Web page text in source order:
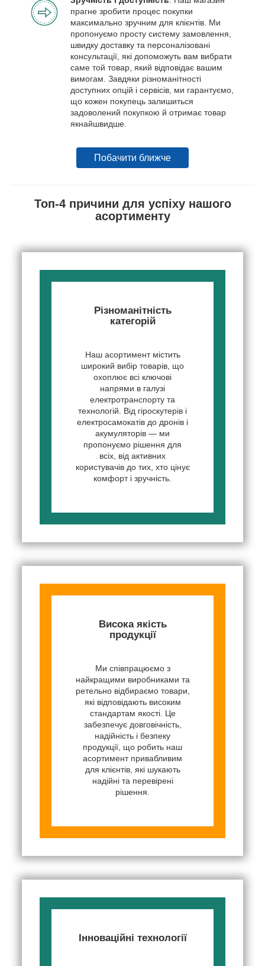
прагне зробити процес покупки
максимально зручним для клієнтів. Ми
пропонуємо просту систему замовлення,
швидку доставку та персоналізовані
консультації, які допоможуть вам вибрати
саме той товар, який відповідає вашим
вимогам. Завдяки різноманітності
доступних опцій і сервісів, ми гарантуємо,
що кожен покупець залишиться
задоволений покупкою й отримає товар
якнайшвидше.
Побачити ближче
Топ-4 причини для успіху нашого
асортименту
Різноманітність
категорій
Наш асортимент містить
широкий вибір товарів, що
охоплює всі ключові
напрями в галузі
електротранспорту та
технологій. Від гіроскутерів і
електросамокатів до дронів і
акумуляторів — ми
пропонуємо рішення для
всіх, від активних
користувачів до тих, хто цінує
комфорт і зручність.
Висока якість
продукції
Ми співпрацюємо з
найкращими виробниками та
ретельно відбираємо товари,
які відповідають високим
стандартам якості. Це
забезпечує довговічність,
надійність і безпеку
продукції, що робить наш
асортимент привабливим
для клієнтів, які шукають
надійні та перевірені
рішення.
Інноваційні технології